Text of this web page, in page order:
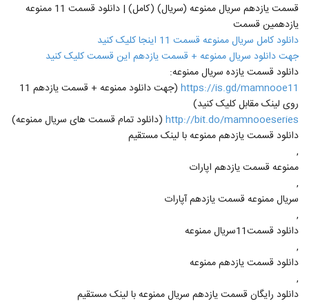
قسمت یازدهم سریال ممنوعه (سریال) (کامل) | دانلود قسمت 11 ممنوعه
یازدهمین قسمت
دانلود کامل سریال ممنوعه قسمت 11 اینجا کلیک کنید
جهت دانلود سریال ممنوعه + قسمت یازدهم این قسمت کلیک کنید
دانلود قسمت یازده سریال ممنوعه:
https://is.gd/mamnooe11
(جهت دانلود ممنوعه + قسمت یازدهم 11
روی لینک مقابل کلیک کنید)
http://bit.do/mamnooeseries (دانلود تمام قسمت های سریال ممنوعه)
دانلود قسمت یازدهم ممنوعه با لینک مستقیم
,
ممنوعه قسمت یازدهم اپارات
,
سریال ممنوعه قسمت یازدهم آپارات
,
دانلود قسمت11سریال ممنوعه
,
دانلود قسمت یازدهم ممنوعه
,
دانلود رایگان قسمت یازدهم سریال ممنوعه با لینک مستقیم